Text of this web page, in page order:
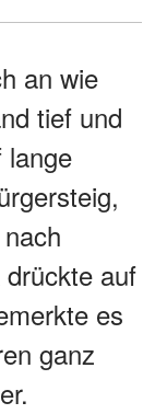
an wie
tief und
lange
auf
es
ganz